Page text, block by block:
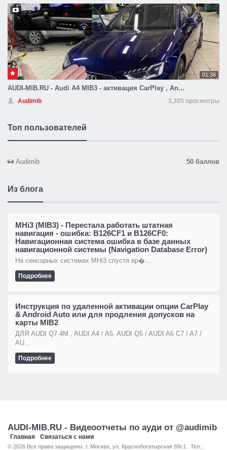
01:36
AUDI-MIB.RU - Audi A4 MIB3 - активация CarPlay , An...
Audimib 3,385 просмотры
Топ пользователей
Audimib 50 баллов
Из блога
MHi3 (MIB3) - Перестала работать штатная
навигация - ошибка: B126CF1 и B126CF0:
Навигационная система ошибка в базе данных
навигационной системы (Navigation Database Error)
На сенсорных системах MHi3 спустя вр�...
Подробнее
Инструкция по удаленной активации опции CarPlay
& Android Auto или для продления допусков на
карты MIB2
ДЛЯ AUDI Q7 4M , AUDI A4 / A5, AUDI Q5 / AUDI A6 C7 / A7 /
AU...
Подробнее
AUDI-MIB.RU - Видеоотчеты по ауди от @audimib
Главная Связаться с нами
© 2026 Все права защищены. г. Москва, ул. Краснобогатырская 89с1 . Тел.: